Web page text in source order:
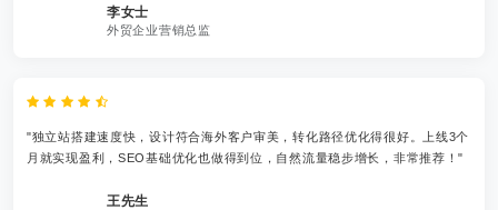
李女士
外贸企业营销总监
"独立站搭建速度快，设计符合海外客户审美，转化路径优化得很好。上线3个
月就实现盈利，SEO基础优化也做得到位，自然流量稳步增长，非常推荐！"
王先生